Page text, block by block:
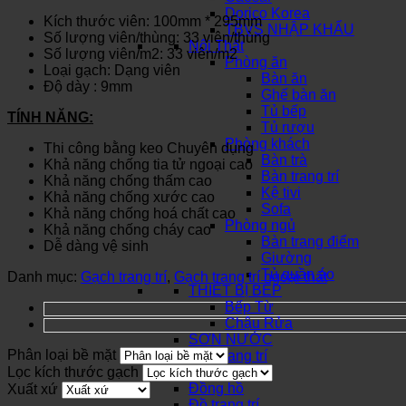
Dorico Korea
TBVS NHẬP KHẨU
Nội Thất
Phòng ăn
Bàn ăn
Ghế bàn ăn
Tủ bếp
Tủ rượu
Phòng khách
Bàn trà
Bàn trang trí
Kệ tivi
Sofa
Phòng ngủ
Bàn trang điểm
Giường
Tủ quần áo
THIẾT BỊ BẾP
Bếp Từ
Chậu Rửa
SƠN NƯỚC
Đèn trang trí
Khóa cửa
Đồng hồ
Kích thước viên: 100mm * 295mm
Số lượng viên/thùng: 33 viên/thùng
Số lượng viên/m2: 33 viên/m2
Loại gạch: Dạng viên
Độ dày : 9mm
TÍNH NĂNG:
Thi công bằng keo Chuyên dụng
Khả năng chống tia tử ngoại cao
Khả năng chống thấm cao
Khả năng chống xước cao
Khả năng chống hoá chất cao
Khả năng chống cháy cao
Dễ dàng vệ sinh
Danh mục: Gạch trang trí, Gạch trang trí ngoại thất
Phân loại bề mặt
Lọc kích thước gạch
Xuất xứ